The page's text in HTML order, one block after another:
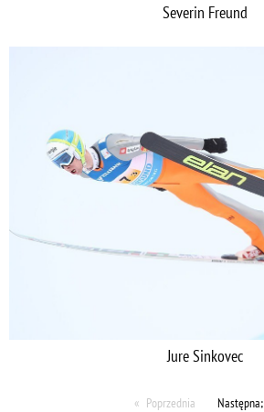
Severin Freund
Jure Sinkovec
Poprzednia Następna;